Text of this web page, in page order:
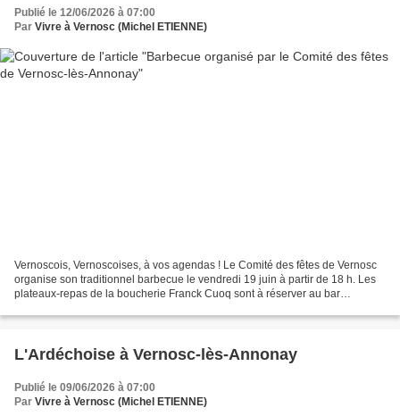
Publié le 12/06/2026 à 07:00
Par Vivre à Vernosc (Michel ETIENNE)
Vernoscois, Vernoscoises, à vos agendas ! Le Comité des fêtes de Vernosc
organise son traditionnel barbecue le vendredi 19 juin à partir de 18 h. Les
plateaux-repas de la boucherie Franck Cuoq sont à réserver au bar
L'Ardéchoise à Vernosc-lès-Annonay
Publié le 09/06/2026 à 07:00
Par Vivre à Vernosc (Michel ETIENNE)